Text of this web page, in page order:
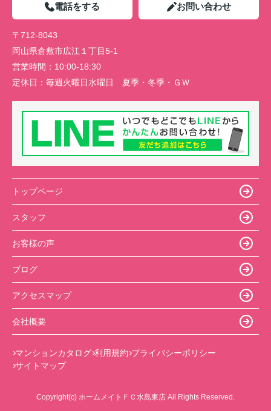
電話をする お問い合わせ
〒712-8043
岡山県倉敷市広江１丁目5-1
営業時間： 10:00-18:30
定休日： 毎週火曜日水曜日 夏季・冬季・ＧＷ
トップページ
スタッフ
お客様の声
ブログ
アクセスマップ
会社概要
マンションカタログ 利用規約 プライバシーポリシー
サイトマップ
Copyright(c) ホームメイトＦＣ水島東店 All Rights Reserved.